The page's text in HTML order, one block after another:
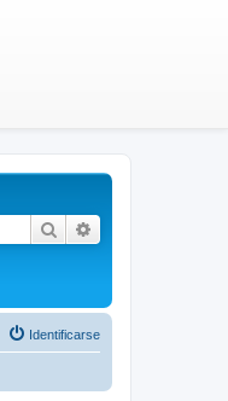
Buscar
Identificarse